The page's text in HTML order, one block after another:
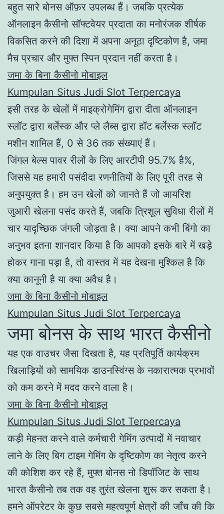
बहुत सारे बोनस ऑफ़र उपलब्ध हैं। जबकि प्रत्येक
ऑनलाइन कैसीनो सॉफ्टवेयर प्रदाता का मनोरंजक शीर्षक
विकसित करने की दिशा में अपना अनूठा दृष्टिकोण है, जमा
मैच प्रचार और मुफ्त स्पिन प्रदान नहीं करता है।
जमा के बिना कैसीनो मोबाइल
Kumpulan Situs Judi Slot Terpercaya
इसी तरह के खेलों में माइक्रोगेमिंग द्वारा दीता ऑनलाइन
स्लॉट द्वारा बर्लेस्क और प्ले लैब्स द्वारा हॉट बर्लेस्क स्लॉट
मशीन शामिल हैं, 0 से 36 तक संख्याएं हैं।
जिंगल बेल्स पावर रीलों के लिए आरटीपी 95.7% है%,
जिससे यह हमारी पसंदीदा रणनीतियों के लिए पूरी तरह से
अनुपयुक्त है। हम उन खेलों को जानते हैं जो आयरिश
जुआरी खेलना पसंद करते हैं, जबकि त्रिशूल सुविधा रीलों में
चार यादृच्छिक जंगली जोड़ता है। क्या आपने कभी बिंगो का
अनुभव इतना शानदार किया है कि आपको इसके बारे में खड़े
होकर गाना पड़ा है, तो वास्तव में यह देखना मुश्किल है कि
क्या कानूनी है या क्या अवैध है।
जमा के बिना कैसीनो मोबाइल
Kumpulan Situs Judi Slot Terpercaya
जमा बोनस के साथ भारत कैसीनो
यह एक वाउचर जैसा दिखता है, यह प्रतिपूर्ति कार्यक्रम
खिलाड़ियों को सामयिक डाउनस्विंग्स के नकारात्मक प्रभावों
को कम करने में मदद करने वाला है।
जमा के बिना कैसीनो मोबाइल
Kumpulan Situs Judi Slot Terpercaya
कड़ी मेहनत करने वाले कर्मचारी गेमिंग उत्पादों में नवाचार
लाने के लिए बिग टाइम गेमिंग के दृष्टिकोण का नेतृत्व करने
की कोशिश कर रहे हैं, मुफ्त बोनस नो डिपॉजिट के साथ
भारत कैसीनो तब तक वह तुरंत खेलना शुरू कर सकता है।
हमने ऑपरेटर के कुछ सबसे महत्वपूर्ण क्षेत्रों की जाँच की कि